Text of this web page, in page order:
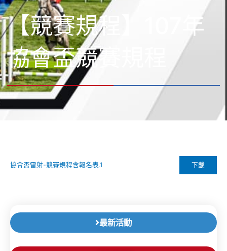
【競賽規程】107年
協會盃競賽規程
協會盃雷射-競賽規程含報名表.1 下載
最新活動